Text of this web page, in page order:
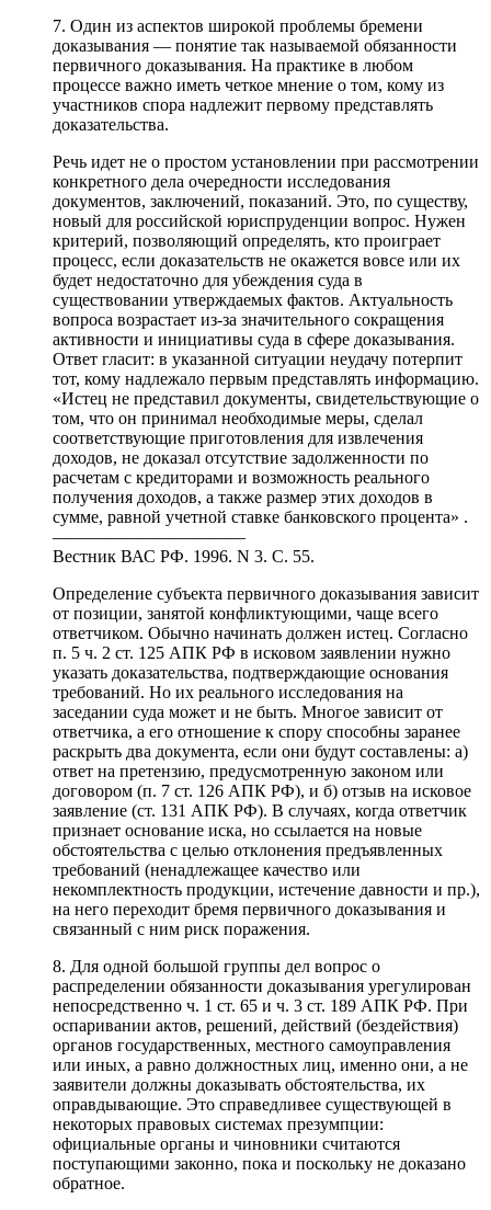
7. Один из аспектов широкой проблемы бремени
доказывания — понятие так называемой обязанности
первичного доказывания. На практике в любом
процессе важно иметь четкое мнение о том, кому из
участников спора надлежит первому представлять
доказательства.
Речь идет не о простом установлении при рассмотрении
конкретного дела очередности исследования
документов, заключений, показаний. Это, по существу,
новый для российской юриспруденции вопрос. Нужен
критерий, позволяющий определять, кто проиграет
процесс, если доказательств не окажется вовсе или их
будет недостаточно для убеждения суда в
существовании утверждаемых фактов. Актуальность
вопроса возрастает из-за значительного сокращения
активности и инициативы суда в сфере доказывания.
Ответ гласит: в указанной ситуации неудачу потерпит
тот, кому надлежало первым представлять информацию.
«Истец не представил документы, свидетельствующие о
том, что он принимал необходимые меры, сделал
соответствующие приготовления для извлечения
доходов, не доказал отсутствие задолженности по
расчетам с кредиторами и возможность реального
получения доходов, а также размер этих доходов в
сумме, равной учетной ставке банковского процента» .
———————————
Вестник ВАС РФ. 1996. N 3. С. 55.
Определение субъекта первичного доказывания зависит
от позиции, занятой конфликтующими, чаще всего
ответчиком. Обычно начинать должен истец. Согласно
п. 5 ч. 2 ст. 125 АПК РФ в исковом заявлении нужно
указать доказательства, подтверждающие основания
требований. Но их реального исследования на
заседании суда может и не быть. Многое зависит от
ответчика, а его отношение к спору способны заранее
раскрыть два документа, если они будут составлены: а)
ответ на претензию, предусмотренную законом или
договором (п. 7 ст. 126 АПК РФ), и б) отзыв на исковое
заявление (ст. 131 АПК РФ). В случаях, когда ответчик
признает основание иска, но ссылается на новые
обстоятельства с целью отклонения предъявленных
требований (ненадлежащее качество или
некомплектность продукции, истечение давности и пр.),
на него переходит бремя первичного доказывания и
связанный с ним риск поражения.
8. Для одной большой группы дел вопрос о
распределении обязанности доказывания урегулирован
непосредственно ч. 1 ст. 65 и ч. 3 ст. 189 АПК РФ. При
оспаривании актов, решений, действий (бездействия)
органов государственных, местного самоуправления
или иных, а равно должностных лиц, именно они, а не
заявители должны доказывать обстоятельства, их
оправдывающие. Это справедливее существующей в
некоторых правовых системах презумпции:
официальные органы и чиновники считаются
поступающими законно, пока и поскольку не доказано
обратное.